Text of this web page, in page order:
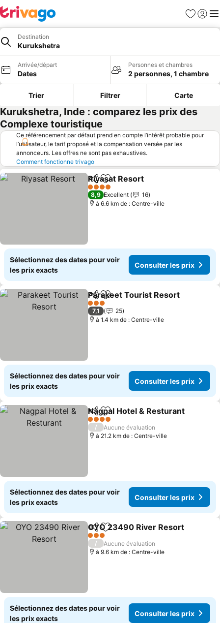
Favoris
Se
Destination
Kurukshetra
Arrivée/départ
Dates
Personnes et chambres
2 personnes, 1 chambre
Trier Filtrer Carte
Kurukshetra, Inde : comparez les prix des
Complexe touristique
Ce référencement par défaut prend en compte l’intérêt probable pour
l’utilisateur, le tarif proposé et la compensation versée par les
annonceurs. Les offres ne sont pas exhaustives.
Comment fonctionne trivago
PartagerAjouter à mes favoris
Riyasat Resort
4 Étoiles
8,9 Excellent
16
à 6.6 km de : Centre-ville
Sélectionnez des dates pour voir
les prix exacts
Consulter les prix
PartagerAjouter à mes favoris
Parakeet Tourist Resort
3 Étoiles
7,1
25
à 1.4 km de : Centre-ville
Sélectionnez des dates pour voir
les prix exacts
Consulter les prix
PartagerAjouter à mes favoris
Nagpal Hotel & Resturant
4 Étoiles
/
Aucune évaluation
à 21.2 km de : Centre-ville
Sélectionnez des dates pour voir
les prix exacts
Consulter les prix
PartagerAjouter à mes favoris
OYO 23490 River Resort
3 Étoiles
/
Aucune évaluation
à 9.6 km de : Centre-ville
Sélectionnez des dates pour voir
les prix exacts
Consulter les prix